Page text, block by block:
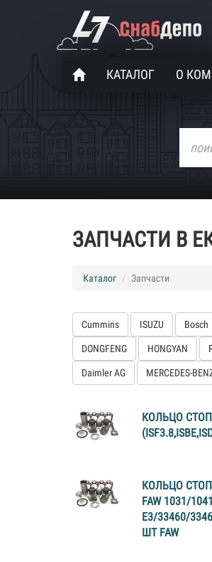
КАТАЛОГ О
ЗАПЧАСТИ В
Каталог Запчасти
Cummins ISUZU Bosch
DONGFENG HONGYAN
Daimler AG MERCEDES-
КОЛЬЦО
КОЛЬЦО
FAW 1031/
E3/33460/
ШТ FAW